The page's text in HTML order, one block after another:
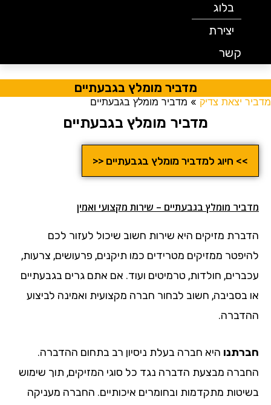
בלוג
יצירת
קשר
מדביר מומלץ בגבעתיים
מדביר יצאת צדיק » מדביר מומלץ בגבעתיים
מדביר מומלץ בגבעתיים
>> חיוג למדביר מומלץ בגבעתיים <<
מדביר מומלץ בגבעתיים – שירות מקצועי ואמין
הדברת מזיקים היא שירות חשוב שיכול לעזור לכם
להיפטר ממזיקים מטרידים כמו תיקנים, פרעושים, צרעות,
עכברים, חולדות, טרמיטים ועוד. אם אתם גרים בגבעתיים
או בסביבה, חשוב לבחור חברה מקצועית ואמינה לביצוע
ההדברה.
חברתנו היא חברה בעלת ניסיון רב בתחום ההדברה.
החברה מבצעת הדברה נגד כל סוגי המזיקים, תוך שימוש
בשיטות מתקדמות ובחומרים איכותיים. החברה מעניקה